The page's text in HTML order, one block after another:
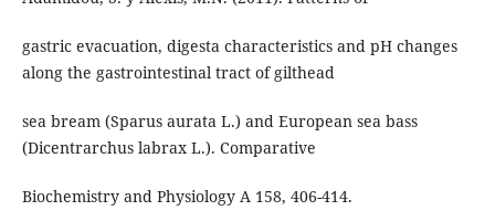
gastric evacuation, digesta characteristics and pH changes
along the gastrointestinal tract of gilthead
sea bream (Sparus aurata L.) and European sea bass
(Dicentrarchus labrax L.). Comparative
Biochemistry and Physiology A 158, 406-414.